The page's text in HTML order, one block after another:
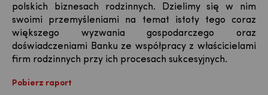
polskich biznesach rodzinnych. Dzielimy się w nim
swoimi przemyśleniami na temat istoty tego coraz
większego wyzwania gospodarczego oraz
doświadczeniami Banku ze współpracy z właścicielami
firm rodzinnych przy ich procesach sukcesyjnych.
Pobierz raport